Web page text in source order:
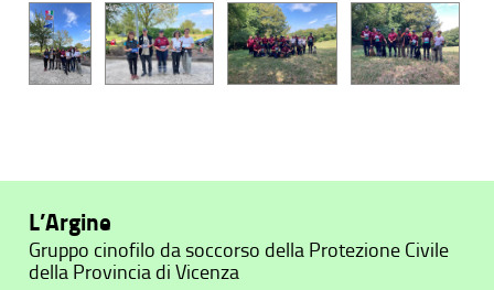
L’Argine
Gruppo cinofilo da soccorso della Protezione Civile
della Provincia di Vicenza